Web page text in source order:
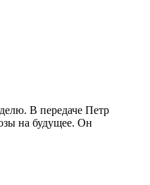
В передаче Петр
на будущее. Он